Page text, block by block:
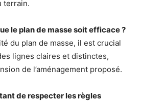
terrain.
le plan de masse soit efficace ?
du plan de masse, il est crucial
lignes claires et distinctes,
de l’aménagement proposé.
de respecter les règles